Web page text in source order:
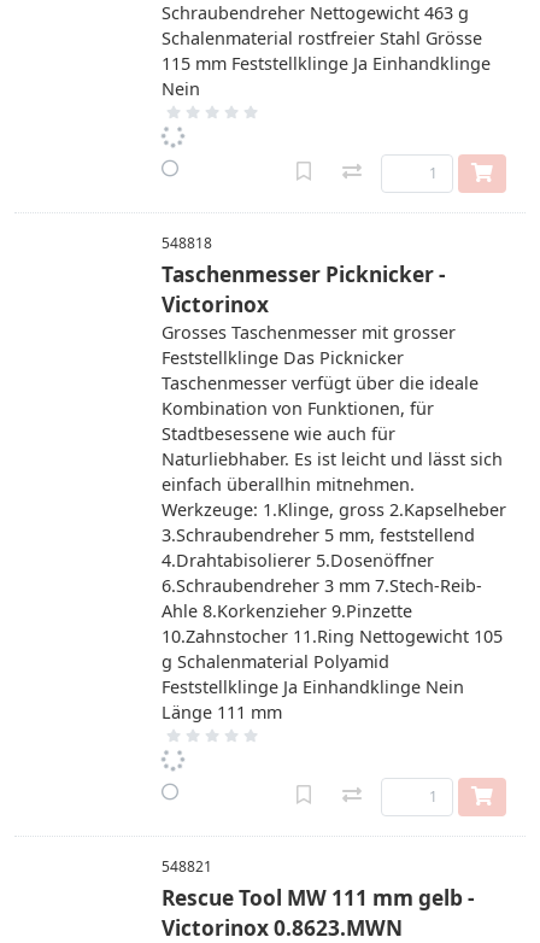
Schraubendreher Nettogewicht 463 g
Schalenmaterial rostfreier Stahl Grösse
115 mm Feststellklinge Ja Einhandklinge
Nein
548818
Taschenmesser Picknicker -
Victorinox
Grosses Taschenmesser mit grosser
Feststellklinge Das Picknicker
Taschenmesser verfügt über die ideale
Kombination von Funktionen, für
Stadtbesessene wie auch für
Naturliebhaber. Es ist leicht und lässt sich
einfach überallhin mitnehmen.
Werkzeuge: 1.Klinge, gross 2.Kapselheber
3.Schraubendreher 5 mm, feststellend
4.Drahtabisolierer 5.Dosenöffner
6.Schraubendreher 3 mm 7.Stech-Reib-
Ahle 8.Korkenzieher 9.Pinzette
10.Zahnstocher 11.Ring Nettogewicht 105
g Schalenmaterial Polyamid
Feststellklinge Ja Einhandklinge Nein
Länge 111 mm
548821
Rescue Tool MW 111 mm gelb -
Victorinox 0.8623.MWN